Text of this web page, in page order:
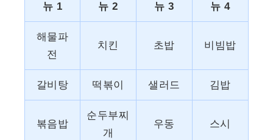
뉴 1
뉴 2
뉴 3
뉴 4
해물파
전
치킨 초밥 비빔밥
갈비탕 떡볶이 샐러드 김밥
볶음밥
순두부찌
개
우동 스시